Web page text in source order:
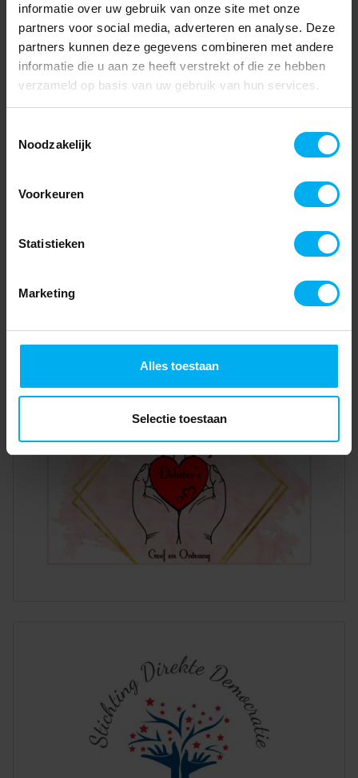
informatie over uw gebruik van onze site met onze
partners voor social media, adverteren en analyse. Deze
partners kunnen deze gegevens combineren met andere
informatie die u aan ze heeft verstrekt of die ze hebben
verzameld op basis van uw gebruik van hun services.
Noodzakelijk
Voorkeuren
Statistieken
Marketing
Alles toestaan
Selectie toestaan